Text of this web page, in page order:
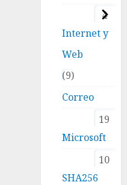
4
Internet y
Web
9
Correo
19
Microsoft
10
SHA256